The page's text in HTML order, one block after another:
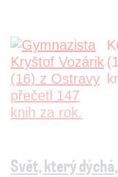
Svět, který